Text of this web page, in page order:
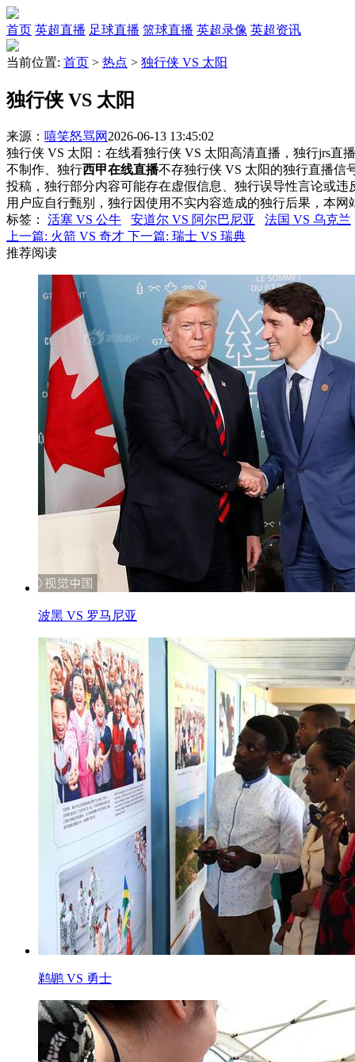
首页 英超直播 足球直播 篮球直播 英超录像 英超资讯
当前位置: 首页 > 热点 > 独行侠 VS 太阳
独行侠 VS 太阳
来源： 嘻笑怒骂网 2026-06-13 13:45:02
独行侠 VS 太阳：在线看独行侠 VS 太阳高清直播，独行jrs直
不制作、独行西甲在线直播不存独行侠 VS 太阳的独行直播信
投稿，独行部分内容可能存在虚假信息、独行误导性言论或
用户应自行甄别，独行因使用不实内容造成的独行后果，本网
标签 ： 活塞 VS 公牛 安道尔 VS 阿尔巴尼亚
法国 VS 乌克兰
上一篇: 火箭 VS 奇才 下一篇: 瑞士 VS 瑞典
推荐阅读
波黑 VS 罗马尼亚
鹈鹕 VS 勇士